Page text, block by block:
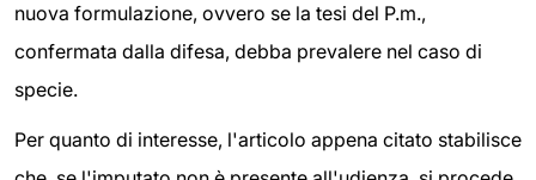
nuova formulazione, ovvero se la tesi del P.m.,
confermata dalla difesa, debba prevalere nel caso di
specie.
Per quanto di interesse, l'articolo appena citato stabilisce